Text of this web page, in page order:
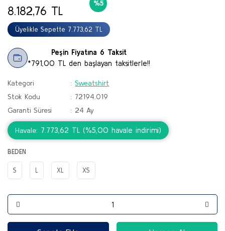
8.182,76 TL
Üyelikle Sepette 7.773,62 TL
%5
Peşin Fiyatına 6 Taksit
*791,00 TL den başlayan taksitlerle!!
Kategori
Sweatshirt
Stok Kodu
72194.019
Garanti Süresi
24 Ay
Havale 7.773,62 TL (%5,00 havale indirimi)
BEDEN
S L XL XS